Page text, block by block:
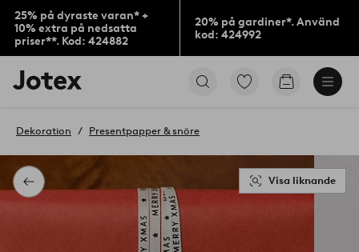
25% på dyraste varan* +
10% extra på nedsatta
priser**. Kod: 424882
20% på gardiner*. Använd
kod: 424992
Jotex
logotyp
till
Gå
Gå
Tillbaka
Dekoration Presentpapper & snöre
Visa liknande